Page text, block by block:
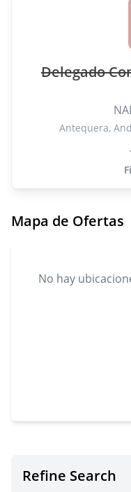
Delegado
Antequera,
Mapa de Ofertas
No hay
Refine Search